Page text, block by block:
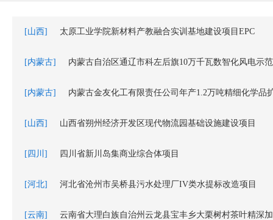
[山西] 太原工业学院新材料产教融合实训基地建设项目EPC
[内蒙古] 内蒙古自治区通辽市科左后旗10万千瓦数智化风电示
[内蒙古] 内蒙古金友化工有限责任公司年产1.2万吨精细化学品
[山西] 山西省朔州经济开发区现代物流园基础设施建设项目
[四川] 四川省新川岛集商业综合体项目
[河北] 河北省沧州市吴桥县污水处理厂IV类水提标改造项目
[云南]